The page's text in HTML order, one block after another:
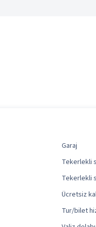
Garaj
Tekerlekli
Tekerlekli
Ücretsiz
Tur/bilet